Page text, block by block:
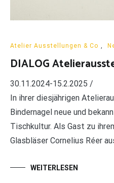
Atelier Ausstellungen & Co
DIALOG
30.11.2024-15.2.2025 /
In ihrer diesjährigen
Bindernagel neue und
Tischkultur. Als Gast zu
Glasbläser Cornelius Réer
WEITERLESEN